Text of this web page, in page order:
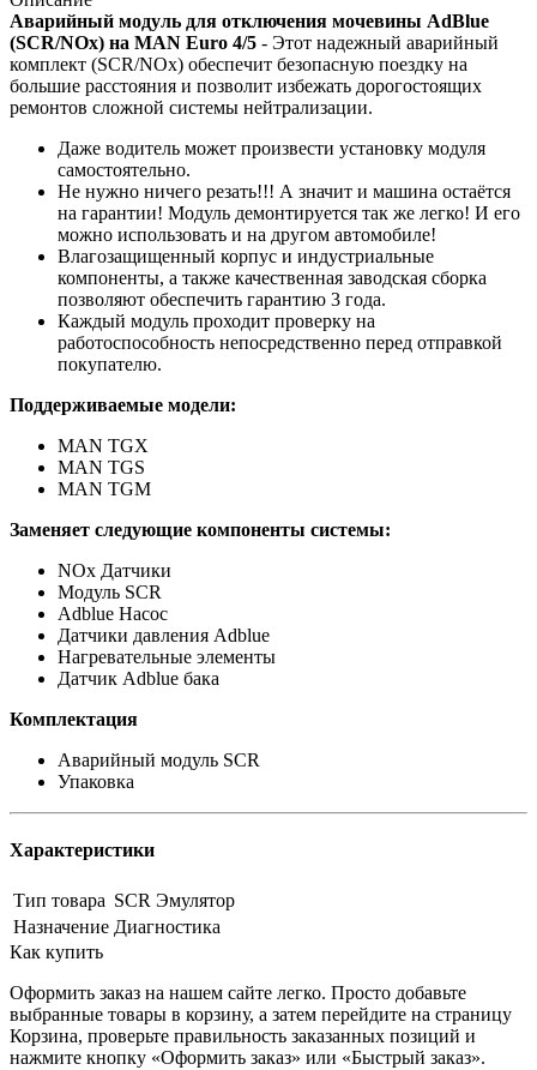
Аварийный модуль для отключения мочевины AdBlue
(SCR/NOx) на MAN Euro 4/5 - Этот надежный аварийный
комплект (SCR/NOx) обеспечит безопасную поездку на
большие расстояния и позволит избежать дорогостоящих
ремонтов сложной системы нейтрализации.
Даже водитель может произвести установку модуля
самостоятельно.
Не нужно ничего резать!!! А значит и машина остаётся
на гарантии! Модуль демонтируется так же легко! И его
можно использовать и на другом автомобиле!
Влагозащищенный корпус и индустриальные
компоненты, а также качественная заводская сборка
позволяют обеспечить гарантию 3 года.
Каждый модуль проходит проверку на
работоспособность непосредственно перед отправкой
покупателю.
Поддерживаемые модели:
MAN TGX
MAN TGS
MAN TGM
Заменяет следующие компоненты системы:
NOx Датчики
Модуль SCR
Adblue Насос
Датчики давления Adblue
Нагревательные элементы
Датчик Adblue бака
Комплектация
Аварийный модуль SCR
Упаковка
Характеристики
Тип товара SCR Эмулятор
Назначение Диагностика
Как купить
Оформить заказ на нашем сайте легко. Просто добавьте
выбранные товары в корзину, а затем перейдите на страницу
Корзина, проверьте правильность заказанных позиций и
нажмите кнопку «Оформить заказ» или «Быстрый заказ».